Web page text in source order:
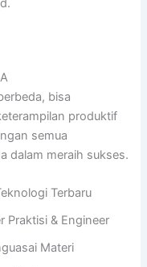
bisa
produktif
semua
dalam meraih sukses.
Terbaru
Praktisi & Engineer
Materi